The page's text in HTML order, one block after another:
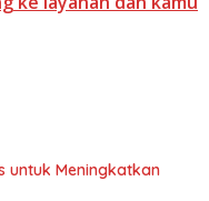
untuk Meningkatkan